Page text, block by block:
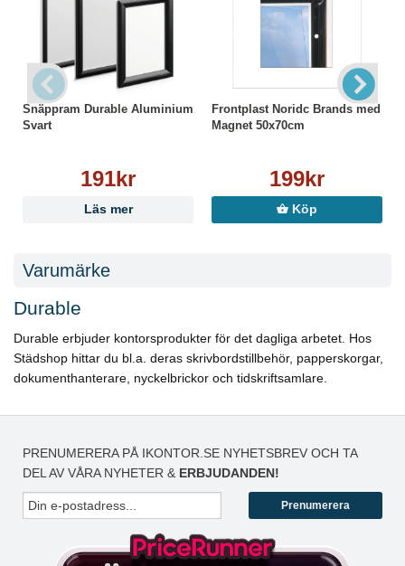
Snäppram Durable Aluminium
Svart
191kr
Läs mer
Frontplast Noridc Brands med
Magnet 50x70cm
199kr
Köp
Varumärke
Durable
Durable erbjuder kontorsprodukter för det dagliga arbetet. Hos
Städshop hittar du bl.a. deras skrivbordstillbehör, papperskorgar,
dokumenthanterare, nyckelbrickor och tidskriftsamlare.
PRENUMERERA PÅ IKONTOR.SE NYHETSBREV OCH TA
DEL AV VÅRA NYHETER & ERBJUDANDEN!
Prenumerera